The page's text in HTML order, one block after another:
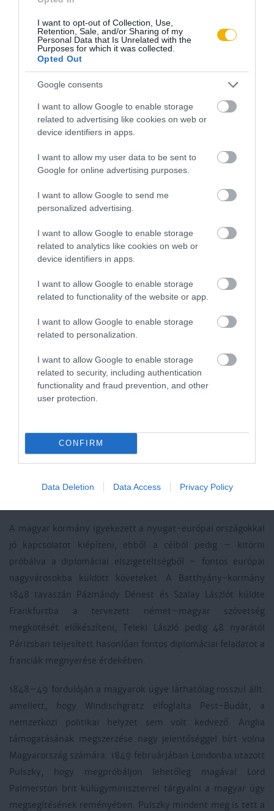
I want to opt-out of Collection, Use,
Retention, Sale, and/or Sharing of my
Personal Data that Is Unrelated with the
Purposes for which it was collected.
Opted Out
Google consents
I want to allow Google to enable storage
related to advertising like cookies on web or
device identifiers in apps.
I want to allow my user data to be sent to
Google for online advertising purposes.
I want to allow Google to send me
personalized advertising.
I want to allow Google to enable storage
related to analytics like cookies on web or
device identifiers in apps.
I want to allow Google to enable storage
related to functionality of the website or app.
I want to allow Google to enable storage
related to personalization.
I want to allow Google to enable storage
related to security, including authentication
functionality and fraud prevention, and other
user protection.
CONFIRM
Data Deletion Data Access Privacy Policy
cikk kétségbe vonta, hogy az valóban
szerveződött, és a magyarok mesterkedésének
tulajdonította annak kirobbanását, hiszen ahogy ez szerinte
„nyilvánvaló”tény, Batthyány és Pulszky az október 5-éről
6-ára virradó éjszaka pénzt osztottak szét a bizalmasaik és a
felbujtott munkások között, hogy ezzel készítsék elő a
lázongást.
forradalomról Forrás: Wikimedia Commons
felismerte, és a Batthyány által„magyarfalónak”
is nevezett
bécsi kormánypárti sajtó támadásainak ellensúlyozására
helyreigazító cikkeket jelentetett meg a bécsi lapokban.
rááldozott anyagi támogatások által válhatott ez lehetővé.
Magyar követ Angliában
A magyar kormány igyekezett a nyugat-európai országokkal
jó kapcsolatot kiépíteni, ebből a célból pedig – kitörni
próbálva a diplomáciai elszigeteltségből – fontos európai
nagyvárosokba küldött követeket. A Batthyány-kormány
1848 tavaszán Pázmándy Dénest és Szalay Lászlót küldte
Frankfurtba a tervezett német–magyar szövetség
megkötését előkészíteni, Teleki László pedig 48 nyarától
Párizsban teljesített hasonlóan fontos diplomáciai feladatot a
franciák megnyerése érdekében.
1848–49 fordulóján a magyarok ügye láthatólag rosszul állt:
amellett, hogy Windischgrätz elfoglalta Pest-Budát, a
nemzetközi politikai helyzet sem volt kedvező. Anglia
támogatásának megszerzése nagy jelentőséggel bírt volna
Magyarország számára. 1849 februárjában Londonba utazott
Pulszky, hogy megpróbáljon lehetőleg magával Lord
Palmerston brit külügyminiszterrel tárgyalni a magyar ügy
megsegítésének reményében. Pulszky mindent meg is tett a